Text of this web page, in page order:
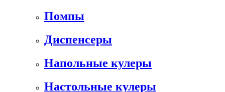
Помпы
Диспенсеры
Напольные кулеры
Настольные кулеры